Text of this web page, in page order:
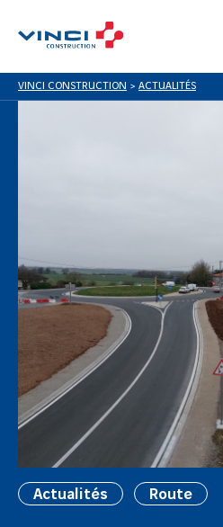
VINCI CONSTRUCTION > ACTUALITÉS
Actualités Route